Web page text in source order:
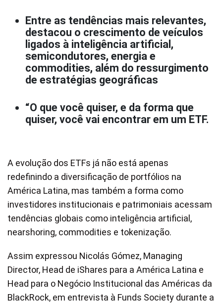
Entre as tendências mais relevantes,
destacou o crescimento de veículos
ligados à inteligência artificial,
semicondutores, energia e
commodities, além do ressurgimento
de estratégias geográficas
“O que você quiser, e da forma que
quiser, você vai encontrar em um ETF.
A evolução dos ETFs já não está apenas
redefinindo a diversificação de portfólios na
América Latina, mas também a forma como
investidores institucionais e patrimoniais acessam
tendências globais como inteligência artificial,
nearshoring, commodities e tokenização.
Assim expressou Nicolás Gómez, Managing
Director, Head de iShares para a América Latina e
Head para o Negócio Institucional das Américas da
BlackRock, em entrevista à Funds Society durante a